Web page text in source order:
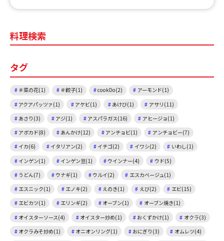
料理検索
タグ
＃菜の花(1) ＃餃子(1) cookDo(2)
アーモンド(1)
アクアパッツァ(1)
アケビ(1) あけび(1)
アサリ(11)
あさり(3)
アジ(1) アスパラガス(16)
アヒージョ(1)
アボカド(8)
あんかけ(12) アンチョビ(1)
アンチョビー(7)
イカ(6)
イタリアン(2) イチゴ(2) イワシ(2)
いわし(1)
インゲン(1)
インゲン豆(1) ウインナー(4)
ウド(5)
うどん(7)
ウナギ(1) ウルイ(2)
エスカベージュ(1)
エスニック(1)
エノキ(2) えのき(1) えび(2)
エビ(15)
エビカツ(1)
エリンギ(2) オーブン(1)
オーブン焼き(1)
オイスターソース(4)
オイスター炒め(1) おくずかけ(1)
オクラ(3)
オクラみそ炒め(1)
オニオンリング(1) おにぎり(3)
オムレツ(4)